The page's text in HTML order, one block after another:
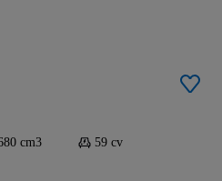
cm3
59 cv